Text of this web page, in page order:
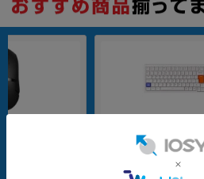
A75WOA01【英語配列】
メーカー：DrunkDeer
発売日：2024/02